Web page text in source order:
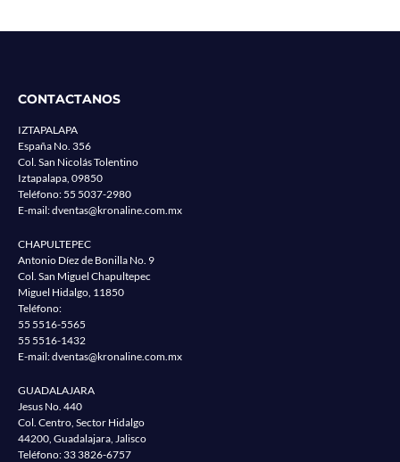
CONTACTANOS
IZTAPALAPA
España No. 356
Col. San Nicolás Tolentino
Iztapalapa, 09850
Teléfono: 55 5037-2980
E-mail:dventas@kronaline.com.mx
CHAPULTEPEC
Antonio Díez de Bonilla No. 9
Col. San Miguel Chapultepec
Miguel Hidalgo, 11850
Teléfono:
55 5516-5565
55 5516-1432
E-mail:dventas@kronaline.com.mx
GUADALAJARA
Jesus No. 440
Col. Centro, Sector Hidalgo
44200, Guadalajara, Jalisco
Teléfono: 33 3826-6757